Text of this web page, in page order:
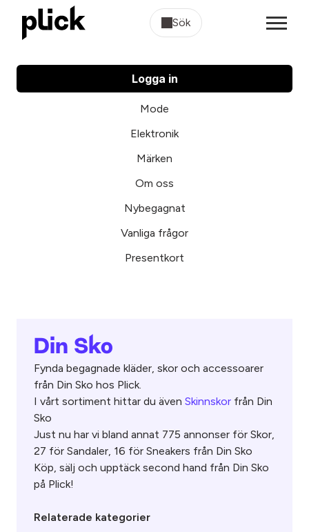
Sök
Logga in
Mode
Elektronik
Märken
Om oss
Nybegagnat
Vanliga frågor
Presentkort
Din Sko
Fynda begagnade kläder, skor och accessoarer
från Din Sko hos Plick.
I vårt sortiment hittar du även Skinnskor från Din
Sko
Just nu har vi bland annat 775 annonser för Skor,
27 för Sandaler, 16 för Sneakers från Din Sko
Köp, sälj och upptäck second hand från Din Sko
på Plick!
Relaterade kategorier